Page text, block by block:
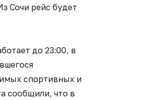
Сочи рейс будет
до 23:00, в
спортивных и
сообщили, что в